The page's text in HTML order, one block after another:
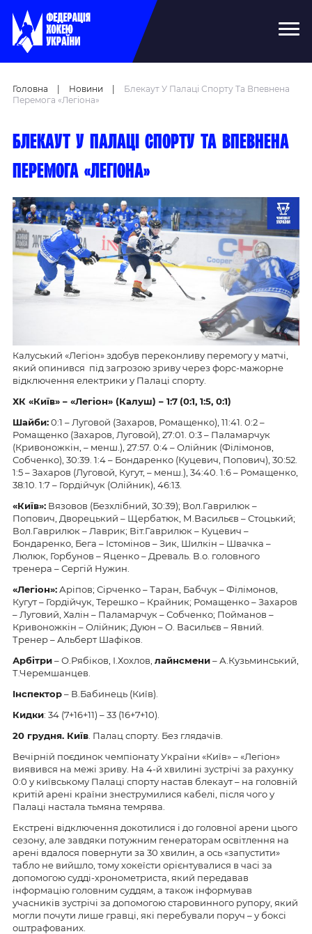
Головна Новини
Блекаут У Палаці Спорту Та Впевнена
Перемога «Легіона»
Блекаут у Палаці спорту та впевнена
перемога «Легіона»
Калуський «Легіон» здобув переконливу перемогу у матчі,
який опинився під загрозою зриву через форс-мажорне
відключення електрики у Палаці спорту.
ХК «Київ» – «Легіон» (Калуш) – 1:7 (0:1, 1:5, 0:1)
Шайби:0:1 – Луговой (Захаров, Ромащенко), 11:41. 0:2 –
Ромащенко (Захаров, Луговой), 27:01. 0:3 – Паламарчук
(Кривоножкін, – менш.), 27:57. 0:4 – Олійник (Філімонов,
Собченко), 30:39. 1:4 – Бондаренко (Куцевич, Попович), 30:52.
1:5 – Захаров (Луговой, Кугут, – менш.), 34:40. 1:6 – Ромащенко,
38:10. 1:7 – Гордійчук (Олійник), 46:13.
«Київ»: Вязовов (Безхлібний, 30:39); Вол.Гаврилюк –
Попович, Дворецький – Щербатюк, М.Васильєв – Стоцький;
Вол.Гаврилюк – Лаврик; Віт.Гаврилюк – Куцевич –
Бондаренко, Бега – Істомінов – Зик, Шилкін – Швачка –
Люлюк, Горбунов – Яценко – Древаль. В.о. головного
тренера – Сергій Нужин.
«Легіон»:Аріпов; Сірченко – Таран, Бабчук – Філімонов,
Кугут – Гордійчук, Терешко – Крайник; Ромащенко – Захаров
– Луговий, Халін – Паламарчук – Собченко; Пойманов –
Кривоножкін – Олійник; Дуюн – О. Васильєв – Явний.
Тренер – Альберт Шафіков.
Арбітри– О.Рябіков, І.Хохлов, лайнсмени– А.Кузьминський,
Т.Черемшанцев.
Інспектор– В.Бабинець (Київ).
Кидки: 34 (7+16+11) – 33 (16+7+10).
20 грудня. Київ . Палац спорту. Без глядачів.
Вечірній поєдинок чемпіонату України «Київ» – «Легіон»
виявився на межі зриву. На 4-й хвилині зустрічі за рахунку
0:0 у київському Палаці спорту настав блекаут – на головній
критій арені країни знеструмилися кабелі, після чого у
Палаці настала тьмяна темрява.
Екстрені відключення докотилися і до головної арени цього
сезону, але завдяки потужним генераторам освітлення на
арені вдалося повернути за 30 хвилин, а ось «запустити»
табло не вийшло, тому хокеїсти орієнтувалися в часі за
допомогою судді-хронометриста, який передавав
інформацію головним суддям, а також інформував
учасників зустрічі за допомогою старовинного рупору, який
могли почути лише гравці, які перебували поруч – у боксі
оштрафованих.